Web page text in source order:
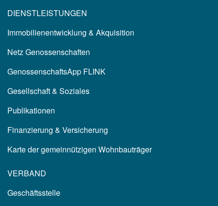
DIENSTLEISTUNGEN
Immobilienentwicklung & Akquisition
Netz Genossenschaften
GenossenschaftsApp FLINK
Gesellschaft & Soziales
Publikationen
Finanzierung & Versicherung
Karte der gemeinnützigen Wohnbauträger
VERBAND
Geschäftsstelle